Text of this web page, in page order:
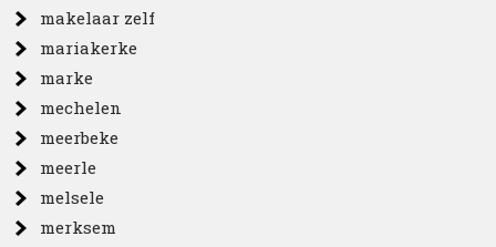
makelaar zelf
mariakerke
marke
mechelen
meerbeke
meerle
melsele
merksem